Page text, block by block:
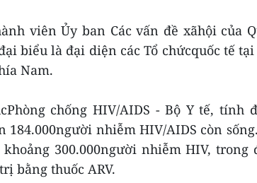
viên Ủy ban Các vấn đề xãhội của
biểu là đại diện các Tổ chứcquốc tế
Nam.
chống HIV/AIDS - Bộ Y tế, tính
184.000người nhiễm HIV/AIDS còn
300.000người nhiễm HIV, trong
bằng thuốc ARV.